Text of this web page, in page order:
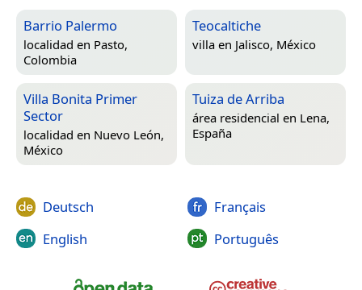
Barrio Palermo
localidad en Pasto,
Colombia
Teocaltiche
villa en Jalisco, México
Villa Bonita Primer
Sector
localidad en Nuevo León,
México
Tuiza de Arriba
área residencial en Lena,
España
Deutsch
English
Français
Português